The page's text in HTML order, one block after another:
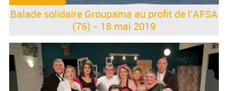
Balade solidaire Groupama au profit de l’AFSA
(76) - 18 mai 2019